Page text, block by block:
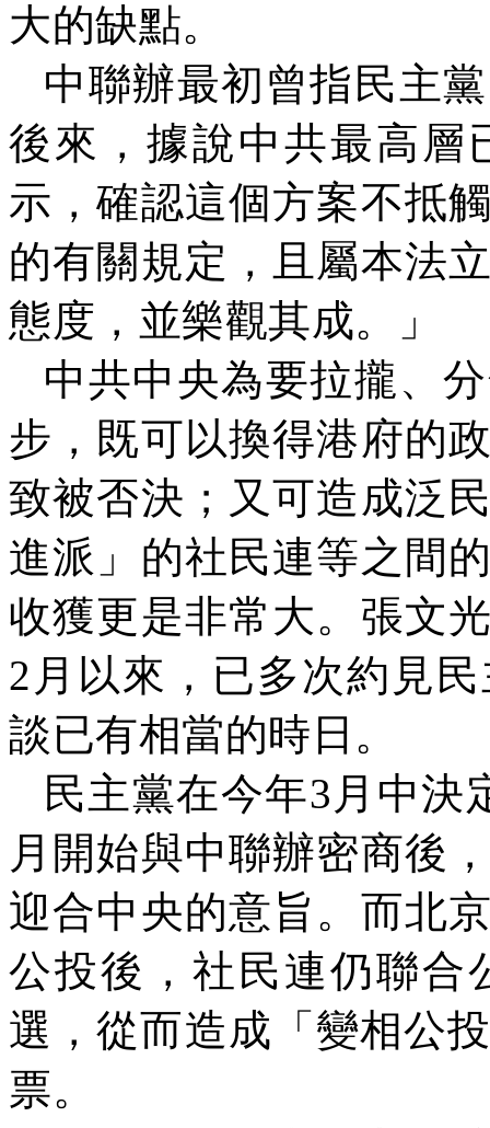
大的缺點。
中聯辦最初曾指民主
後來，據說中共最高層
示，確認這個方案不抵
的有關規定，且屬本法
態度，並樂觀其成。」
中共中央為要拉攏、
步，既可以換得港府的
致被否決；又可造成泛
進派」的社民連等之間
收獲更是非常大。張文
2 月以來，已多次約見
談已有相當的時日。
民主黨在今年3 月中決
月開始與中聯辦密商後
迎合中央的意旨。而北
公投後，社民連仍聯合
選，從而造成「變相公
票。